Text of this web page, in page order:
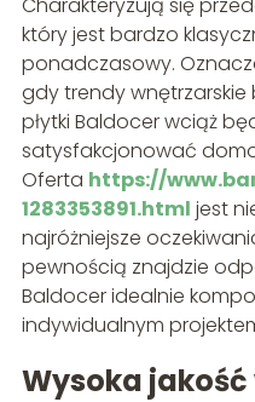
który jest bardzo
ponadczasowy.
gdy trendy
płytki Baldocer wciąż
satysfakcjonować
Oferta https://
1283353891.html jest
najróżniejsze
pewnością znajdzie
Baldocer idealnie
indywidualnym
Wysoka